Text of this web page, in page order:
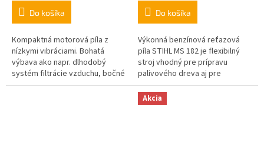
Do košíka
Kompaktná motorová píla z
nízkymi vibráciami. Bohatá
výbava ako napr. dlhodobý
systém filtrácie vzduchu, bočné
napínanie reťaze a antivibračný
Do košíka
Výkonná benzínová reťazová
píla STIHL MS 182 je flexibilný
stroj vhodný pre prípravu
palivového dreva aj pre
profesionálne použitie v
záhradníctve a pri terénnych
úpravách a na...
Akcia